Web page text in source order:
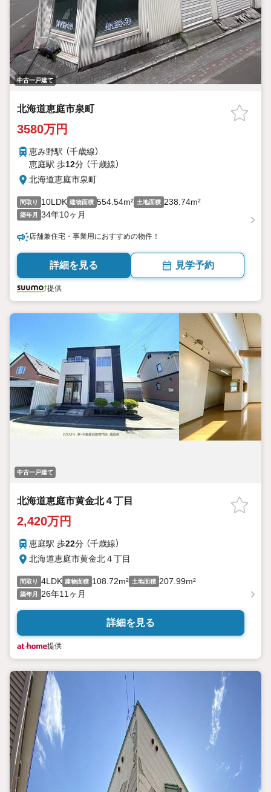
中古一戸建て
北海道恵庭市泉町
3580万円
恵み野駅 （千歳線）
恵庭駅 歩12分 （千歳線）
北海道恵庭市泉町
間取り 10LDK 建物面積 554.54m² 土地面積 238.74m²
築年月 34年10ヶ月
店舗兼住宅・事業用におすすめの物件！
詳細を見る 見学予約
提供
中古一戸建て
北海道恵庭市黄金北４丁目
2,420万円
恵庭駅 歩22分 （千歳線）
北海道恵庭市黄金北４丁目
間取り 4LDK 建物面積 108.72m² 土地面積 207.99m²
築年月 26年11ヶ月
詳細を見る
提供